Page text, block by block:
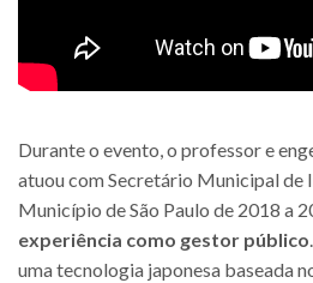
Durante o evento, o professor e
atuou com Secretário Municipal de
Município de São Paulo de 2018 a
experiência como gestor público
uma tecnologia japonesa baseada